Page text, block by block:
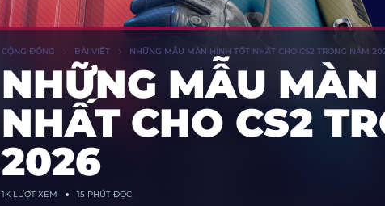
CỘNG ĐỒNG BÀI VIẾT NHỮNG MẪU MÀN HÌNH TỐT NHẤT CHO CS2 TRONG NĂM
NHỮNG MẪU
NHẤT CHO CS2
2026
1KLƯỢT XEM 15 PHÚT ĐỌC